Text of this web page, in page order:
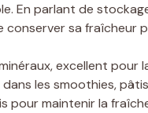
En parlant de
sa fraîcheur
excellent pour
les smoothies,
pour maintenir la